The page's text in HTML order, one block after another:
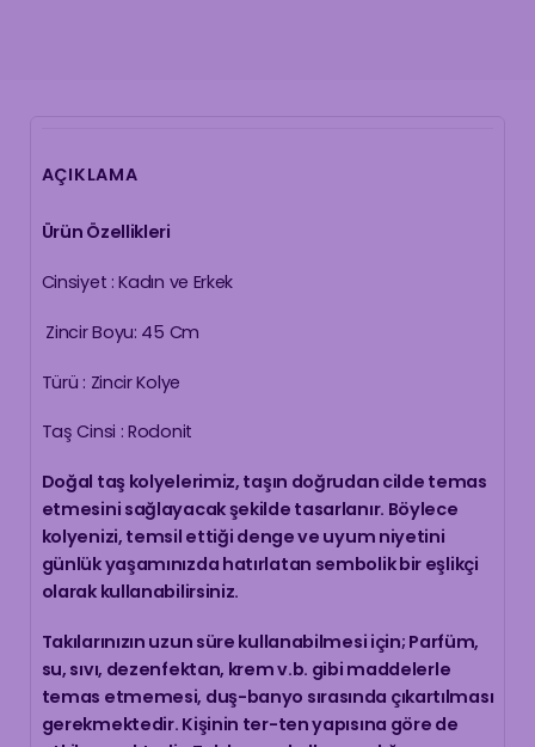
AÇIKLAMA
Ürün Özellikleri
Cinsiyet : Kadın ve Erkek
Zincir Boyu: 45 Cm
Türü : Zincir Kolye
Taş Cinsi : Rodonit
Doğal taş kolyelerimiz, taşın doğrudan cilde temas
etmesini sağlayacak şekilde tasarlanır. Böylece
kolyenizi, temsil ettiği denge ve uyum niyetini
günlük yaşamınızda hatırlatan sembolik bir eşlikçi
olarak kullanabilirsiniz.
Takılarınızın uzun süre kullanabilmesi için; Parfüm,
su, sıvı, dezenfektan, krem v.b. gibi maddelerle
temas etmemesi, duş-banyo sırasında çıkartılması
gerekmektedir. Kişinin ter-ten yapısına göre de